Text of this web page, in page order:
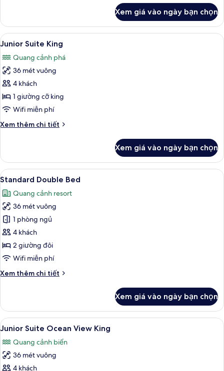
Junior
Suite
Double
Xem giá vào ngày bạn chọn
Xem
tất
cả
ảnh
Junior
Suite
King
Bộ đồ giường cao cấp, minibar với
3
Junior Suite King
Quang cảnh phá
36 mét vuông
4 khách
1 giường cỡ king
Wifi miễn phí
Xem thêm chi tiết
Chi
Junior
Suite
King
Xem giá vào ngày bạn chọn
Xem
tất
cả
ảnh
Standard
Double
Bed
Bộ đồ giường cao cấp, minibar với
3
Standard Double Bed
Quang cảnh resort
36 mét vuông
1 phòng ngủ
4 khách
2 giường đôi
Wifi miễn phí
Xem thêm chi tiết
Chi
Standard
Double
Bed
Xem giá vào ngày bạn chọn
Xem
tất
cả
ảnh
Junior
Bộ đồ giường cao cấp, minibar với
4
Junior Suite Ocean View King
Quang cảnh biển
36 mét vuông
4 khách